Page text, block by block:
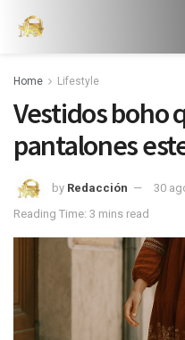
Home Lifestyle
Vestidos boho
pantalones
by Redacción
30
Reading Time: 3 mins read